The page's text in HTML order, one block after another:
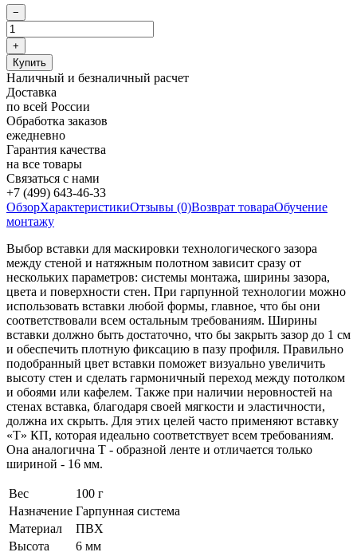
Наличный и безналичный расчет
Доставка
по всей России
Обработка заказов
ежедневно
Гарантия качества
на все товары
Связаться с нами
+7 (499) 643-46-33
ОбзорХарактеристикиОтзывы (0)Возврат товараОбучение
монтажу
Выбор вставки для маскировки технологического зазора
между стеной и натяжным полотном зависит сразу от
нескольких параметров: системы монтажа, ширины зазора,
цвета и поверхности стен. При гарпунной технологии можно
использовать вставки любой формы, главное, что бы они
соответствовали всем остальным требованиям. Ширины
вставки должно быть достаточно, что бы закрыть зазор до 1 см
и обеспечить плотную фиксацию в пазу профиля. Правильно
подобранный цвет вставки поможет визуально увеличить
высоту стен и сделать гармоничный переход между потолком
и обоями или кафелем. Также при наличии неровностей на
стенах вставка, благодаря своей мягкости и эластичности,
должна их скрыть. Для этих целей часто применяют вставку
«Т» КП, которая идеально соответствует всем требованиям.
Она аналогична Т - образной ленте и отличается только
шириной - 16 мм.
Вес
100 г
Назначение Гарпунная система
Материал
ПВХ
Высота
6 мм